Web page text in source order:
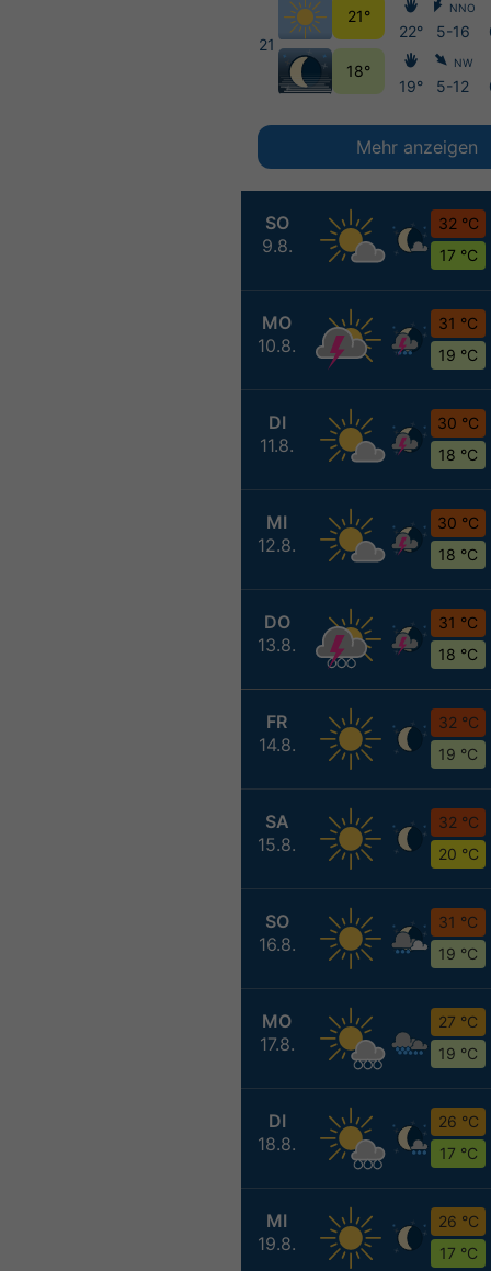
SO
9.8.
32 °C
17 °C
MO
10.8.
31 °C
19 °C
DI
11.8.
30 °C
18 °C
MI
12.8.
30 °C
18 °C
DO
13.8.
31 °C
18 °C
FR
14.8.
32 °C
19 °C
SA
15.8.
32 °C
20 °C
SO
16.8.
31 °C
19 °C
MO
17.8.
27 °C
19 °C
DI
18.8.
26 °C
17 °C
MI
19.8.
26 °C
17 °C
21
21°
18°
22°
19°
NNO
5-16
NW
5-12
Mehr anzeigen